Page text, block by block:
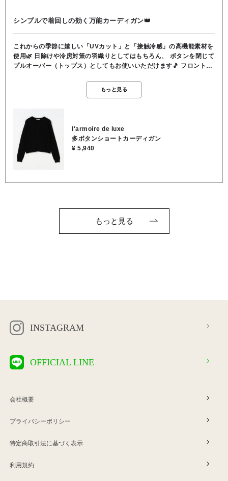
シンプルで着回しの効く万能カーディガン👑
これからの季節に嬉しい「UVカット」と「接触冷感」の高機能素材を
使用🌿 ​日除けや冷房対策の羽織りとしてはもちろん、 ボタンを閉じて
プルオーバー（トップス）としてもお使いいただけます🎵 フロントの
スッキリとしたシルエットでコーディネートしやすく、幅広いスタイ
リングにお使い頂けます✨️ きちんと感のあるハイゲージ編みなので、
もっと見る
l'armoire de luxe
多ボタンショートカーディガン
¥ 5,940
もっと見る
INSTAGRAM
OFFICIAL LINE
会社概要
プライバシーポリシー
特定商取引法に基づく表示
利用規約